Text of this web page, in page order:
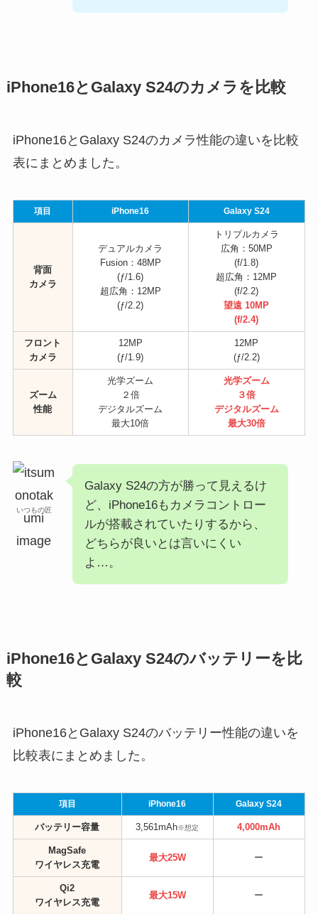
iPhone16とGalaxy S24のカメラを比較
iPhone16とGalaxy S24のカメラ性能の違いを比較
表にまとめました。
項目 iPhone16 Galaxy S24
背面
カメラ
デュアルカメラ
Fusion：48MP
(ƒ/1.6)
超広角：12MP
(ƒ/2.2)
トリプルカメラ
広角：50MP
(f/1.8)
超広角：12MP
(f/2.2)
望遠 10MP
(f/2.4)
フロント
カメラ
12MP
(ƒ/1.9)
12MP
(ƒ/2.2)
ズーム
性能
光学ズーム
２倍
デジタルズーム
最大10倍
光学ズーム
３倍
デジタルズーム
最大30倍
いつもの匠
Galaxy S24の方が勝って見えるけ
ど、iPhone16もカメラコントロー
ルが搭載されていたりするから、
どちらが良いとは言いにくい
よ…。
iPhone16とGalaxy S24のバッテリーを比
較
iPhone16とGalaxy S24のバッテリー性能の違いを
比較表にまとめました。
項目 iPhone16 Galaxy S24
バッテリー容量 3,561mAh※想定 4,000mAh
MagSafe
ワイヤレス充電
最大25W ー
Qi2
ワイヤレス充電
最大15W ー